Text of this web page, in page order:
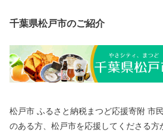
千葉県松戸市のご紹介
松戸市 ふるさと納税まつど応援寄附 市民の皆様や松戸市に関わり
のある方、松戸市を応援してくださる方